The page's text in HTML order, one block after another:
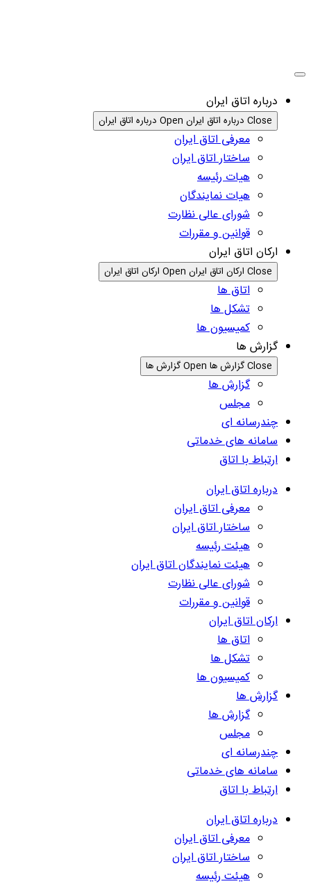
درباره اتاق ایران
Close درباره اتاق ایران Open درباره اتاق ایران
معرفی اتاق ایران
ساختار اتاق ایران
هیات رئیسه
هیات نمایندگان
شورای عالی نظارت
قوانین و مقررات
ارکان اتاق ایران
Close ارکان اتاق ایران Open ارکان اتاق ایران
اتاق ها
تشکل ها
کمیسیون ها
گزارش ها
Close گزارش ها Open گزارش ها
گزارش ها
مجلس
چندرسانه ای
سامانه های خدماتی
ارتباط با اتاق
درباره اتاق ایران
معرفی اتاق ایران
ساختار اتاق ایران
هیئت رئیسه
هیئت نمایندگان اتاق ایران
شورای عالی نظارت
قوانین و مقررات
ارکان اتاق ایران
اتاق ها
تشکل ها
کمیسیون ها
گزارش ها
گزارش ها
مجلس
چندرسانه ای
سامانه های خدماتی
ارتباط با اتاق
درباره اتاق ایران
معرفی اتاق ایران
ساختار اتاق ایران
هیئت رئیسه